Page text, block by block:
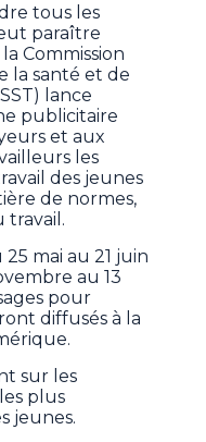
tous les
paraître
Commission
la santé et de
lance
publicitaire
et aux
les
des jeunes
de normes,
travail.
mai au 21 juin
au 13
pour
diffusés à la
sur les
plus
jeunes.